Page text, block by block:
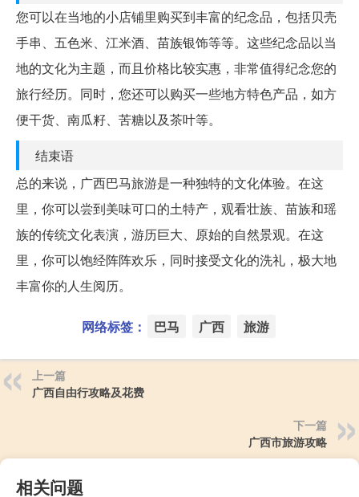
您可以在当地的小店铺里购买到丰富的纪念品，包括贝壳
手串、五色米、江米酒、苗族银饰等等。这些纪念品以当
地的文化为主题，而且价格比较实惠，非常值得纪念您的
旅行经历。同时，您还可以购买一些地方特色产品，如方
便干货、南瓜籽、苦糖以及茶叶等。
结束语
总的来说，广西巴马旅游是一种独特的文化体验。在这
里，你可以尝到美味可口的土特产，观看壮族、苗族和瑶
族的传统文化表演，游历巨大、原始的自然景观。在这
里，你可以饱经阵阵欢乐，同时接受文化的洗礼，极大地
丰富你的人生阅历。
网络标签： 巴马 广西 旅游
上一篇
广西自由行攻略及花费
下一篇
广西市旅游攻略
相关问题